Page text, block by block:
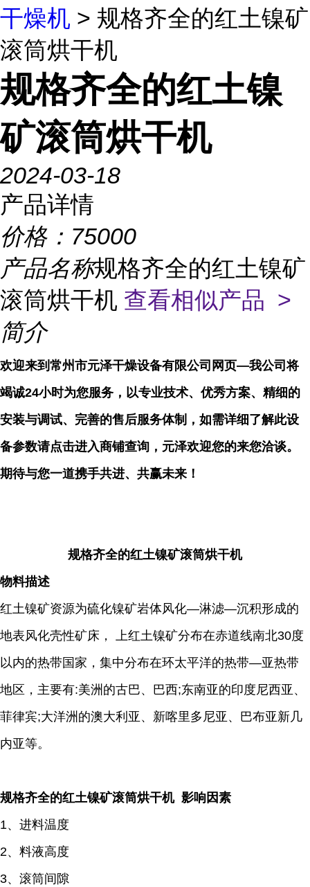
干燥机 > 规格齐全的红土镍矿
滚筒烘干机
规格齐全的红土镍
矿滚筒烘干机
2024-03-18
产品详情
价格： 75000
产品名称规格齐全的红土镍矿
滚筒烘干机 查看相似产品 >
简介
欢迎来到常州市元泽干燥设备有限公司网页—我公司将
竭诚24小时为您服务，以专业技术、优秀方案、精细的
安装与调试、完善的售后服务体制，如需详细了解此设
备参数请点击进入商铺查询，元泽欢迎您的来您洽谈。
期待与您一道携手共进、共赢未来！
规格齐全的红土镍矿滚筒烘干机
物料描述
红土镍矿资源为硫化镍矿岩体风化―淋滤―沉积形成的
地表风化壳性矿床， 上红土镍矿分布在赤道线南北30度
以内的热带国家，集中分布在环太平洋的热带―亚热带
地区，主要有:美洲的古巴、巴西;东南亚的印度尼西亚、
菲律宾;大洋洲的澳大利亚、新喀里多尼亚、巴布亚新几
内亚等。
规格齐全的红土镍矿滚筒烘干机 影响因素
1、进料温度
2、料液高度
3、滚筒间隙